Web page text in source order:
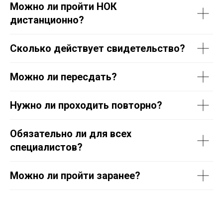
Можно ли пройти НОК
дистанционно?
Сколько действует свидетельство?
Можно ли пересдать?
Нужно ли проходить повторно?
Обязательно ли для всех
специалистов?
Можно ли пройти заранее?